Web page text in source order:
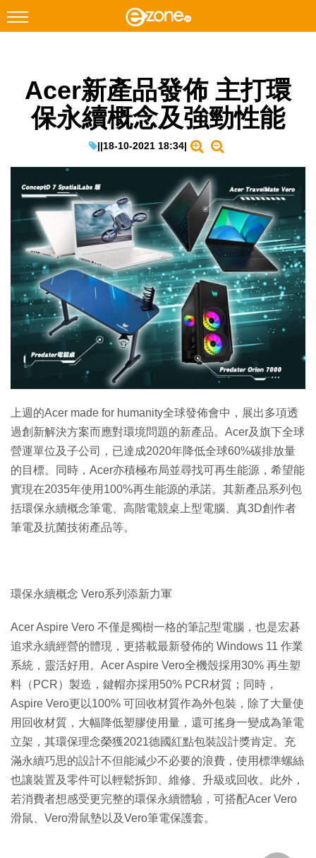
Facebook Instagram
科技焦點
遊戲動漫
教學評測
EduTech
IT Times
生成式AI與雲端應用
Enterprise Digital Transformation
特集
Acer新產品發佈 主打環
保永續概念及強勁性能
||18-10-2021 18:34|
上週的Acer made for humanity全球發佈會中，展出多項透
過創新解決方案而應對環境問題的新產品。Acer及旗下全球
營運單位及子公司，已達成2020年降低全球60%碳排放量
的目標。同時，Acer亦積極布局並尋找可再生能源，希望能
實現在2035年使用100%再生能源的承諾。其新產品系列包
括環保永續概念筆電、高階電競桌上型電腦、真3D創作者
筆電及抗菌技術產品等。
環保永續概念 Vero系列添新力軍
Acer Aspire Vero 不僅是獨樹一格的筆記型電腦，也是宏碁
追求永續經營的體現，更搭載最新發佈的 Windows 11 作業
系統，靈活好用。Acer Aspire Vero全機殼採用30% 再生塑
料（PCR）製造，鍵帽亦採用50% PCR材質；同時，
Aspire Vero更以100% 可回收材質作為外包裝，除了大量使
用回收材質，大幅降低塑膠使用量，還可搖身一變成為筆電
立架，其環保理念榮獲2021德國紅點包裝設計獎肯定。充
滿永續巧思的設計不但能減少不必要的浪費，使用標準螺絲
也讓裝置及零件可以輕鬆拆卸、維修、升級或回收。此外，
若消費者想感受更完整的環保永續體驗，可搭配Acer Vero
滑鼠、Vero滑鼠墊以及Vero筆電保護套。